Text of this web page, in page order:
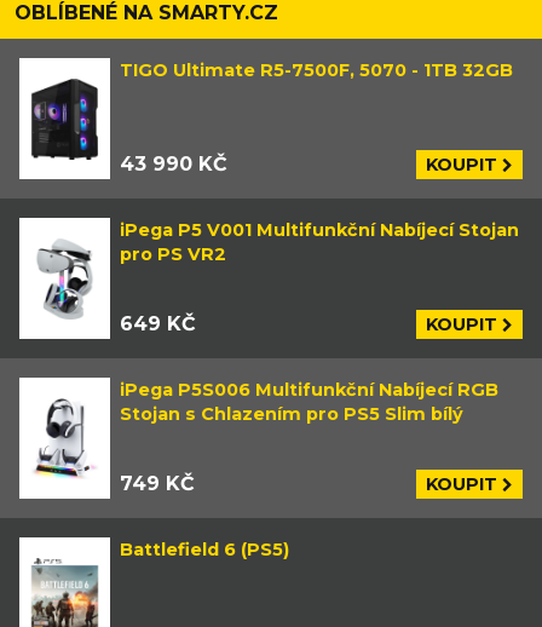
OBLÍBENÉ NA SMARTY.CZ
TIGO Ultimate R5-7500F, 5070 - 1TB 32GB
43 990 KČ KOUPIT
iPega P5 V001 Multifunkční Nabíjecí Stojan
pro PS VR2
649 KČ KOUPIT
iPega P5S006 Multifunkční Nabíjecí RGB
Stojan s Chlazením pro PS5 Slim bílý
749 KČ KOUPIT
Battlefield 6 (PS5)